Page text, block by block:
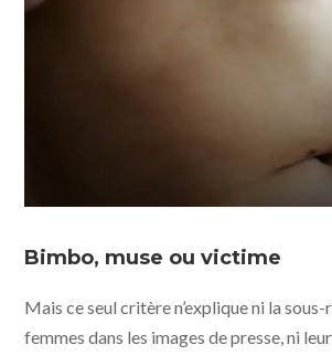
Bimbo, muse ou victime
Mais ce seul critère n’explique ni la
femmes dans les images de presse, ni